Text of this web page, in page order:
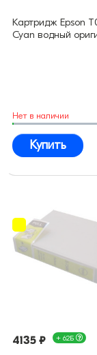
Картридж Epson
Cyan водный
Нет в наличии
Купить
4135 ₽ + 62Б